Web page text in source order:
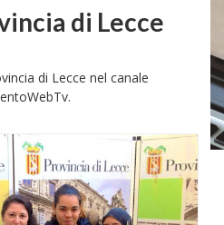
di Lecce
di Lecce nel canale